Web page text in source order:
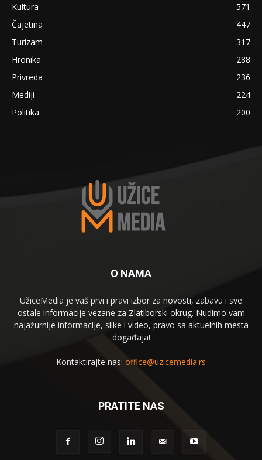
Kultura
571
Čajetina
447
Turizam
317
Hronika
288
Privreda
236
Mediji
224
Politika
200
O NAMA
UžiceMedia je vaš prvi i pravi izbor za novosti, zabavu i sve
ostale informacije vezane za Zlatiborski okrug. Nudimo vam
najažurnije informacije, slike i video, pravo sa aktuelnih mesta
događaja!
Kontaktirajte nas: office@uzicemedia.rs
PRATITE NAS